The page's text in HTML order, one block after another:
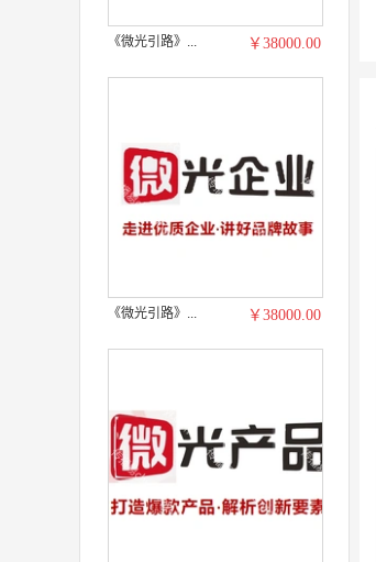
《微光引路》... ￥38000.00
《微光引路》... ￥38000.00